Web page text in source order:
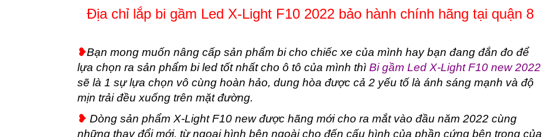
hành
chính
tại
quận
8
số
lượng
Địa chỉ lắp bi gầm Led X-Light F10 2022 bảo hành chính hãng tại quận 8
❥Bạn mong muốn nâng cấp sản phẩm bi cho chiếc xe của mình hay bạn đang đắn đo để
lựa chọn ra sản phẩm bi led tốt nhất cho ô tô của mình thì Bi gầm Led X-Light F10 new 2022
sẽ là 1 sự lựa chọn vô cùng hoàn hảo, dung hòa được cả 2 yếu tố là ánh sáng mạnh và độ
mịn trải đều xuống trên mặt đường.
❥ Dòng sản phẩm X-Light F10 new được hãng mới cho ra mắt vào đầu năm 2022 cùng
những thay đổi mới, từ ngoại hình bên ngoài cho đến cấu hình của phần cứng bên trong của